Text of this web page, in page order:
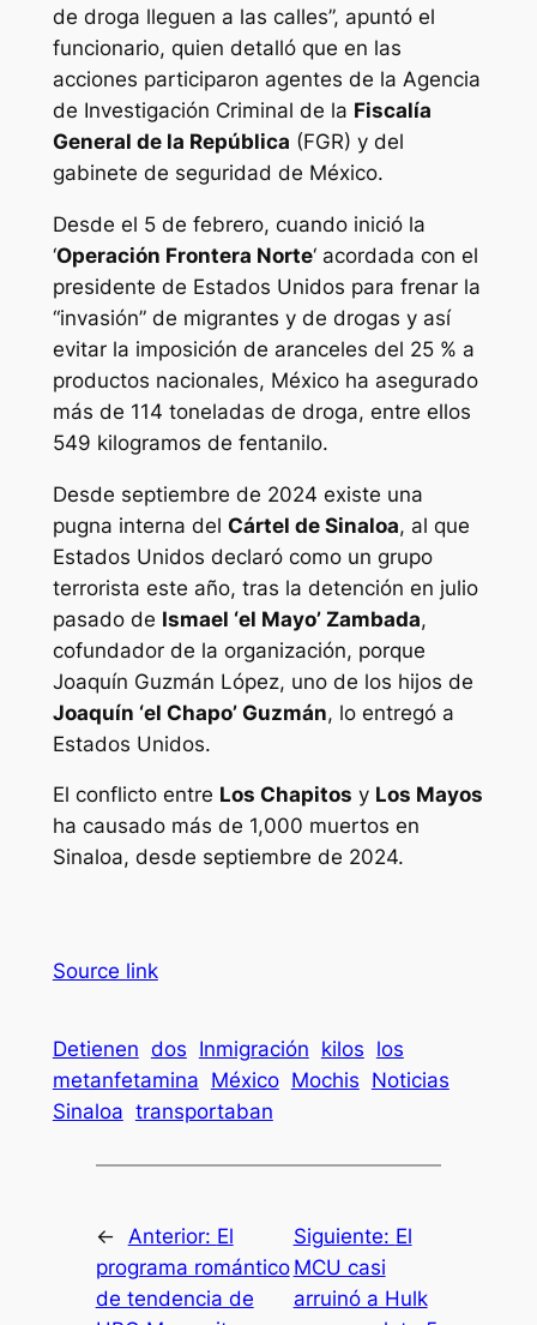
de droga lleguen a las calles”, apuntó el
funcionario, quien detalló que en las
acciones participaron agentes de la Agencia
de Investigación Criminal de la Fiscalía
General de la República (FGR) y del
gabinete de seguridad de México.
Desde el 5 de febrero, cuando inició la
‘Operación Frontera Norte‘ acordada con el
presidente de Estados Unidos para frenar la
“invasión” de migrantes y de drogas y así
evitar la imposición de aranceles del 25 % a
productos nacionales, México ha asegurado
más de 114 toneladas de droga, entre ellos
549 kilogramos de fentanilo.
Desde septiembre de 2024 existe una
pugna interna del Cártel de Sinaloa, al que
Estados Unidos declaró como un grupo
terrorista este año, tras la detención en julio
pasado de Ismael ‘el Mayo’ Zambada,
cofundador de la organización, porque
Joaquín Guzmán López, uno de los hijos de
Joaquín ‘el Chapo’ Guzmán, lo entregó a
Estados Unidos.
El conflicto entre Los Chapitos y Los Mayos
ha causado más de 1,000 muertos en
Sinaloa, desde septiembre de 2024.
Source link
Detienen dos Inmigración kilos los
metanfetamina México Mochis Noticias
Sinaloa transportaban
← Anterior: El
programa romántico
de tendencia de
Siguiente: El
MCU casi
arruinó a Hulk